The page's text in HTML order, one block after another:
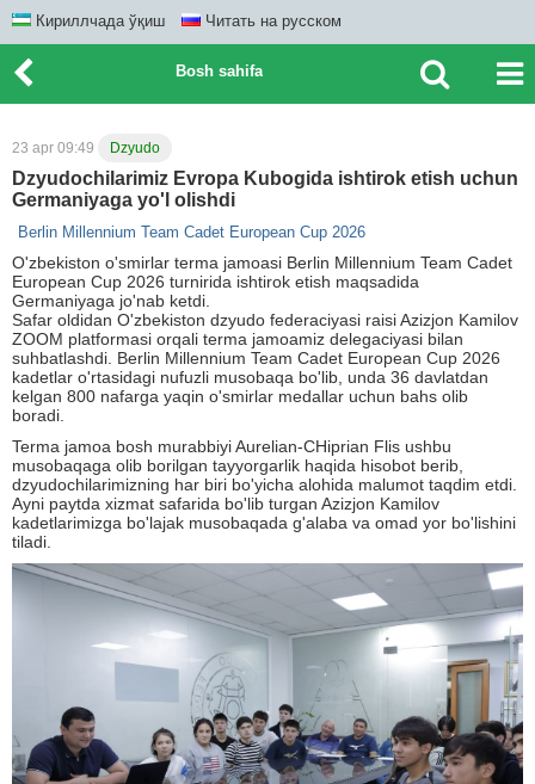
Кириллчада ўқиш Читать на русском
Bosh sahifa
23 apr 09:49 Dzyudo
Dzyudochilarimiz Evropa Kubogida ishtirok etish uchun
Germaniyaga yo'l olishdi
Berlin Millennium Team Cadet European Cup 2026
O'zbekiston o'smirlar terma jamoasi Berlin Millennium Team Cadet
European Cup 2026 turnirida ishtirok etish maqsadida
Germaniyaga jo'nab ketdi.
Safar oldidan O'zbekiston dzyudo federaciyasi raisi Azizjon Kamilov
ZOOM platformasi orqali terma jamoamiz delegaciyasi bilan
suhbatlashdi. Berlin Millennium Team Cadet European Cup 2026
kadetlar o'rtasidagi nufuzli musobaqa bo'lib, unda 36 davlatdan
kelgan 800 nafarga yaqin o'smirlar medallar uchun bahs olib
boradi.
Terma jamoa bosh murabbiyi Aurelian-CHiprian Flis ushbu
musobaqaga olib borilgan tayyorgarlik haqida hisobot berib,
dzyudochilarimizning har biri bo'yicha alohida malumot taqdim etdi.
Ayni paytda xizmat safarida bo'lib turgan Azizjon Kamilov
kadetlarimizga bo'lajak musobaqada g'alaba va omad yor bo'lishini
tiladi.